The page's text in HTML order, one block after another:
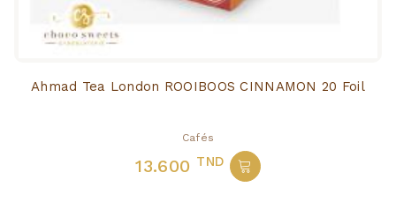
Ahmad Tea London ROOIBOOS CINNAMON 20 Foil
Cafés
13.600 TND